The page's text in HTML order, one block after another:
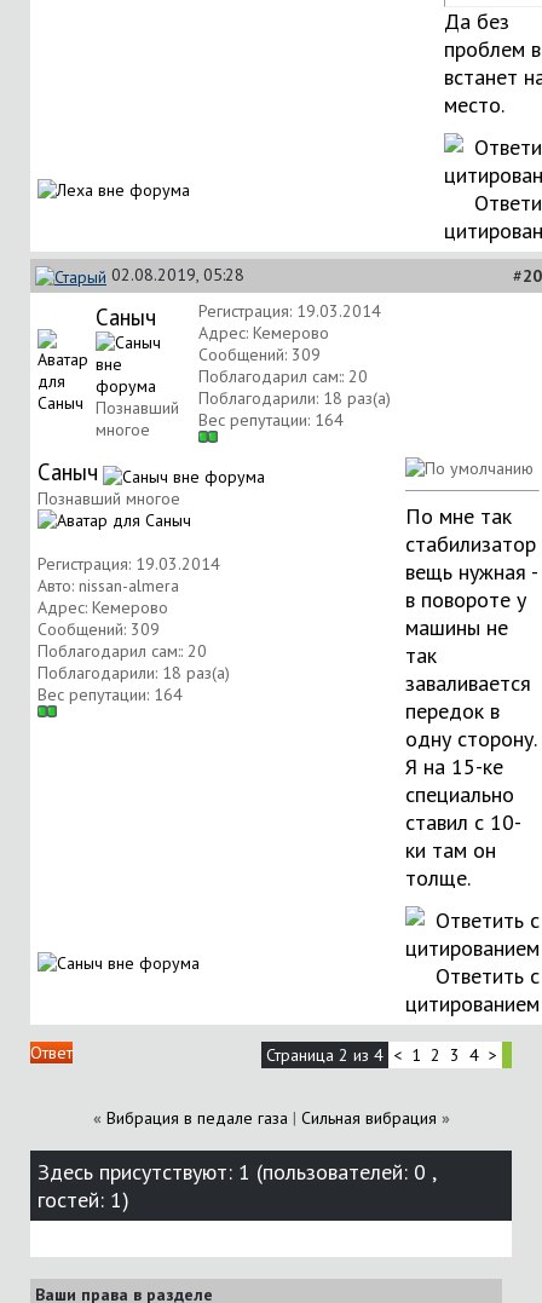
Да без
проблем
встанет
место.
02.08.2019, 05:28 #20
Саныч
Познавший
многое
Регистрация: 19.03.2014
Адрес: Кемерово
Сообщений: 309
Поблагодарил сам:: 20
Поблагодарили: 18 раз(а)
Вес репутации: 164
Саныч
Познавший многое
Регистрация: 19.03.2014
Авто: nissan-almera
Адрес: Кемерово
Сообщений: 309
Поблагодарил сам:: 20
Поблагодарили: 18 раз(а)
Вес репутации: 164
По мне так
стабилизатор
вещь нужная -
в повороте у
машины не
так
заваливается
передок в
одну сторону.
Я на 15-ке
специально
ставил с 10-
ки там он
толще.
Ответить с
цитированием
Ответ Страница 2 из 4 < 1 2 3 4 >
« Вибрация в педале газа | Сильная вибрация »
Здесь присутствуют: 1 (пользователей: 0 ,
гостей: 1)
Ваши права в разделе